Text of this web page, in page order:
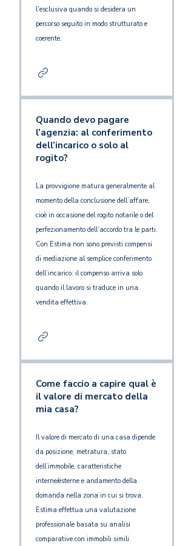
l’esclusiva quando si desidera un
percorso seguito in modo strutturato e
coerente.
Quando devo pagare
l’agenzia: al conferimento
dell’incarico o solo al
rogito?
La provvigione matura generalmente al
momento della conclusione dell’affare,
cioè in occasione del rogito notarile o del
perfezionamento dell’accordo tra le parti.
Con Estima non sono previsti compensi
di mediazione al semplice conferimento
dell’incarico: il compenso arriva solo
quando il lavoro si traduce in una
vendita effettiva.
Come faccio a capire qual è
il valore di mercato della
mia casa?
Il valore di mercato di una casa dipende
da posizione, metratura, stato
dell’immobile, caratteristiche
interne/esterne e andamento della
domanda nella zona in cui si trova.
Estima effettua una valutazione
professionale basata su analisi
comparative con immobili simili